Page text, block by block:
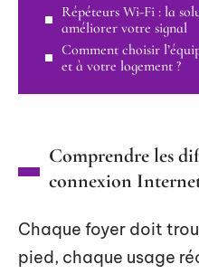
Répéteurs Wi-Fi : la
améliorer votre signal
Comment choisir
et à votre logement ?
Comprendre les
connexion
Chaque foyer doit
pied, chaque usage